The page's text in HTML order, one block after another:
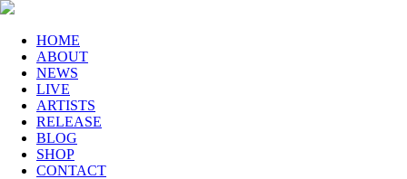
HOME
ABOUT
NEWS
LIVE
ARTISTS
RELEASE
BLOG
SHOP
CONTACT